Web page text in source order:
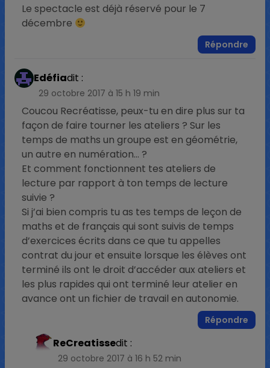
Le spectacle est déjà réservé pour le 7
décembre
Répondre
Edéfiadit :
29 octobre 2017 à 15 h 19 min
Coucou Recréatisse, peux-tu en dire plus sur ta
façon de faire tourner les ateliers ? Sur les
temps de maths un groupe est en géométrie,
un autre en numération… ?
Et comment fonctionnent tes ateliers de
lecture par rapport à ton temps de lecture
suivie ?
Si j’ai bien compris tu as tes temps de leçon de
maths et de français qui sont suivis de temps
d’exercices écrits dans ce que tu appelles
contrat du jour et ensuite lorsque les élèves ont
terminé ils ont le droit d’accéder aux ateliers et
les plus rapides qui ont terminé leur atelier en
avance ont un fichier de travail en autonomie.
Répondre
ReCreatissedit :
29 octobre 2017 à 16 h 52 min